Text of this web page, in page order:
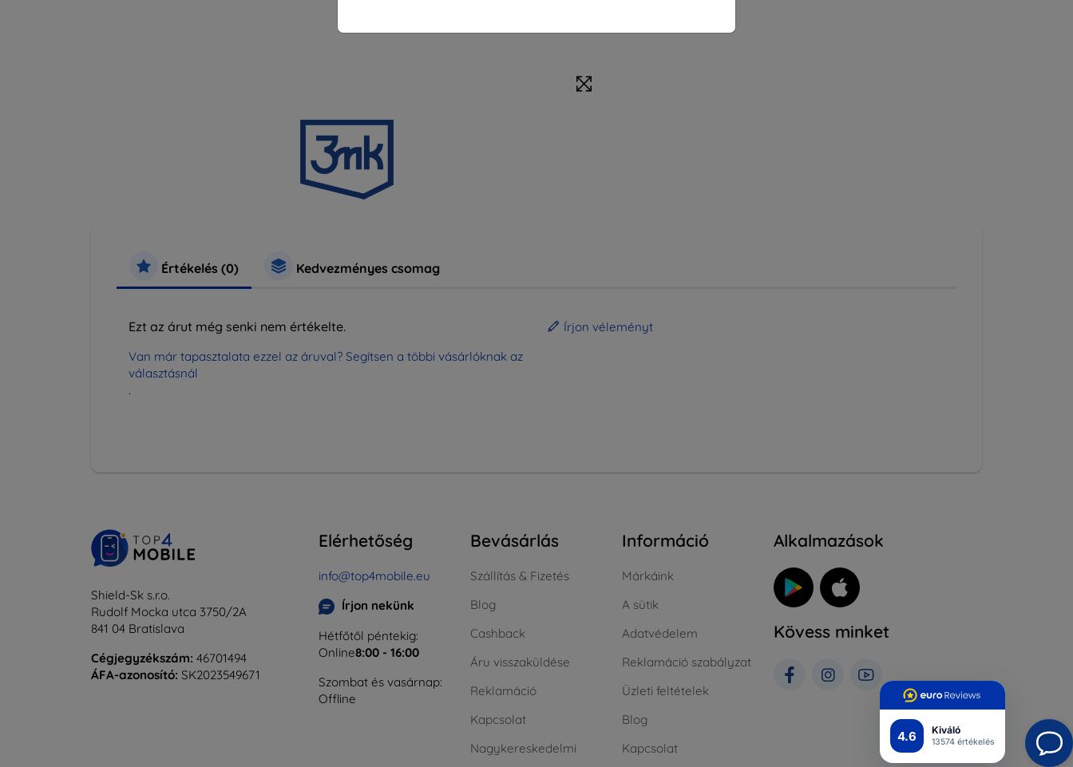
4.6 Kiváló
13574 értékelés
Értékelés (0) Kedvezményes csomag
Ezt az árut még senki nem értékelte.
Van már tapasztalata ezzel az áruval? Segítsen a többi vásárlóknak az
választásnál
.
Írjon véleményt
Shield-Sk s.r.o.
Rudolf Mocka utca 3750/2A
841 04 Bratislava
Cégjegyzékszám: 46701494
ÁFA-azonosító: SK2023549671
Elérhetőség
info@top4mobile.eu
Írjon nekünk
Hétfőtől péntekig:
Online8:00 - 16:00
Szombat és vasárnap:
Offline
Bevásárlás
Szállítás & Fizetés
Blog
Cashback
Áru visszaküldése
Reklamáció
Kapcsolat
Nagykereskedelmi
Információ
Márkáink
A sütik
Adatvédelem
Reklamáció szabályzat
Üzleti feltételek
Blog
Kapcsolat
Alkalmazások
Kövess minket